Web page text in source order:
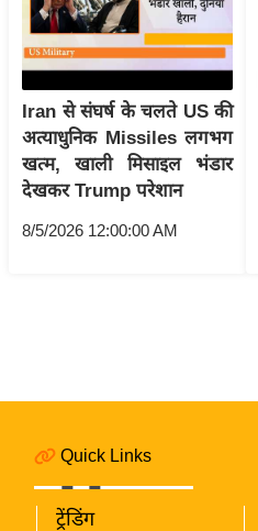
c
k
L
n
s
भा
ना
व
Iran से संघर्ष के चलते US की
अत्याधुनिक Missiles लगभग
खत्म, खाली मिसाइल भंडार
देखकर Trump परेशान
8/5/2026 12:00:00 AM
Quick Links
ट्रेंडिंग